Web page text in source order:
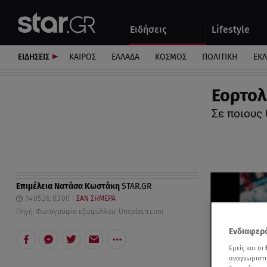
Ειδήσεις Lifestyle
Αυτοκίνητο
ΕΙΔΗΣΕΙΣ ΚΑΙΡΟΣ ΕΛΛΑΔΑ ΚΟΣΜΟΣ ΠΟΛΙΤΙΚΗ
Σε ποιους
Επιμέλεια Νατάσα ΚωστάκηSTAR.GR
14.05.26, 03:00
ΣΑΝ ΣΗΜΕΡΑ
Πηγή: Φωτογραφία εξωφύλλου: Unsplash.com
Εμείς και οι